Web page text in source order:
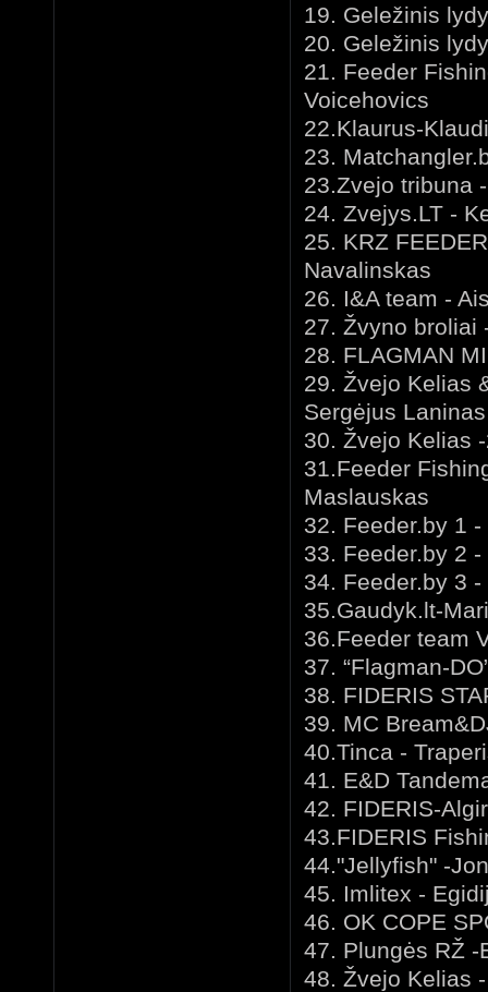
19. Geležinis
20. Geležinis
21. Feeder
Voicehovics
22.Klaurus-
23.
23.Zvejo tribuna
24. Zvejys.LT -
25. KRZ
Navalinskas
26. I&A team -
27. Žvyno broliai
28. FLAGMAN
29. Žvejo Kelias
Sergėjus
30. Žvejo Kelias
31.Feeder
Maslauskas
32. Feeder.by 1
33. Feeder.by 2
34. Feeder.by 3
35.Gaudyk.lt-
36.Feeder team
37. “Flagman-
38. FIDERIS
39. MC
40.Tinca -
41. E&D
42. FIDERIS-
43.FIDERIS
44."Jellyfish" -
45. Imlitex -
46. OK COPE
47. Plungės RŽ
48. Žvejo Kelias